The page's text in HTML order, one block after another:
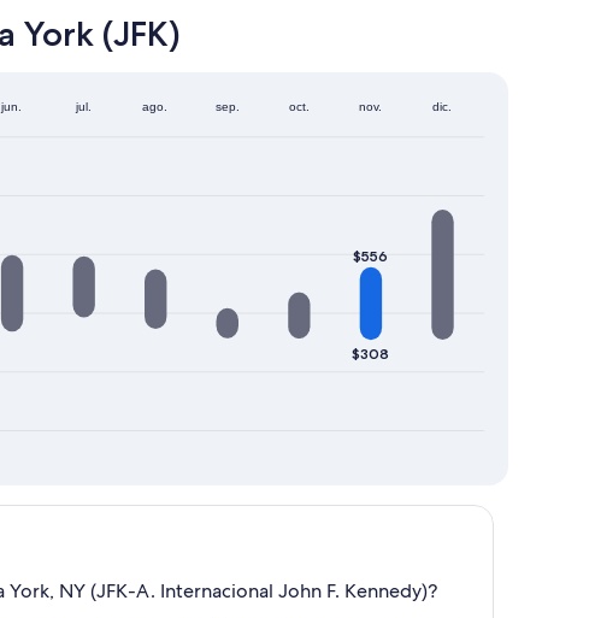
York (JFK)
jun. jul. ago. sep. oct. nov. dic.
$308
$556
NY (JFK-A. Internacional John F. Kennedy)?